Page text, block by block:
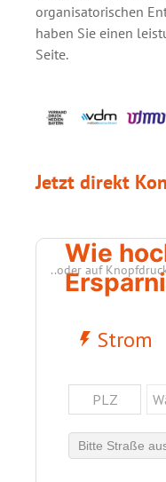
organisatorischen
haben Sie einen
Seite.
Jetzt direkt
..oder auf
Wie